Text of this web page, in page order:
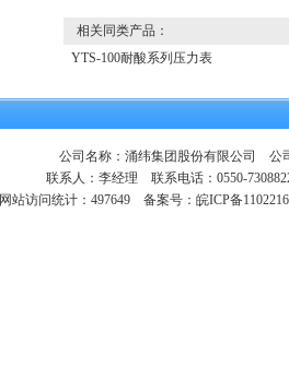
相关同类产品：
YTS-100耐酸系列压力表
公司名称：涌纬集团股份有限公司 公
联系人：李经理 联系电话：0550-
网站访问统计：497649 备案号：皖ICP备